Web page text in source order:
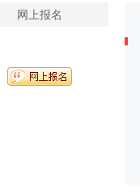
网上报名